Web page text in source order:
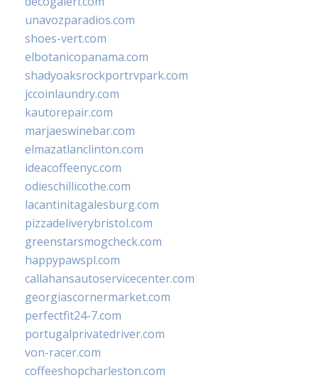
unavozparadios.com
shoes-vert.com
elbotanicopanama.com
shadyoaksrockportrvpark.com
jccoinlaundry.com
kautorepair.com
marjaeswinebar.com
elmazatlanclinton.com
ideacoffeenyc.com
odieschillicothe.com
lacantinitagalesburg.com
pizzadeliverybristol.com
greenstarsmogcheck.com
happypawspl.com
callahansautoservicecenter.com
georgiascornermarket.com
perfectfit24-7.com
portugalprivatedriver.com
von-racer.com
coffeeshopcharleston.com